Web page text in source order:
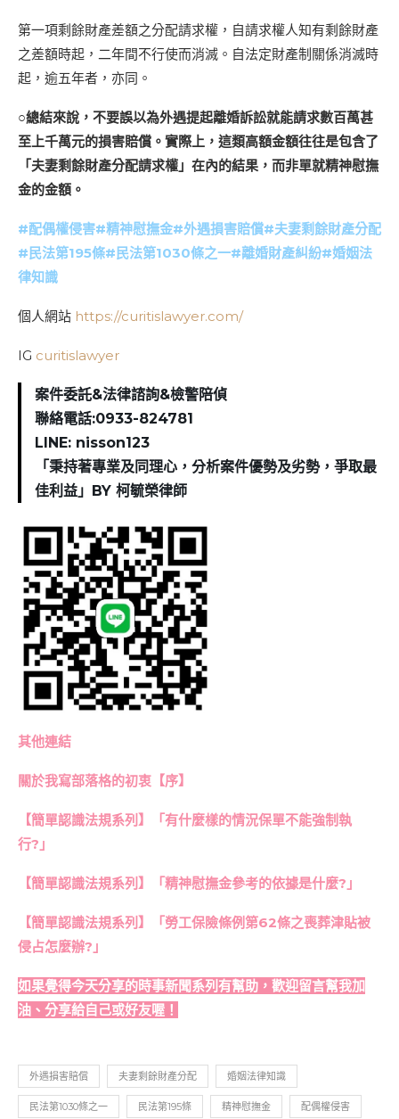
第一項剩餘財產差額之分配請求權，自請求權人知有剩餘財產
之差額時起，二年間不行使而消滅。自法定財產制關係消滅時
起，逾五年者，亦同。
○總結來說，不要誤以為外遇提起離婚訴訟就能請求數百萬甚
至上千萬元的損害賠償。實際上，這類高額金額往往是包含了
「夫妻剩餘財產分配請求權」在內的結果，而非單就精神慰撫
金的金額。
#配偶權侵害#精神慰撫金#外遇損害賠償#夫妻剩餘財產分配
#民法第195條#民法第1030條之一#離婚財產糾紛#婚姻法
律知識
個人網站 https://curitislawyer.com/
IG curitislawyer
案件委託&法律諮詢&檢警陪偵
聯絡電話:0933-824781
LINE: nisson123
「秉持著專業及同理心，分析案件優勢及劣勢，爭取最
佳利益」BY 柯毓榮律師
其他連結
關於我寫部落格的初衷【序】
【簡單認識法規系列】「有什麼樣的情況保單不能強制執
行?」
【簡單認識法規系列】「精神慰撫金參考的依據是什麼?」
【簡單認識法規系列】「勞工保險條例第62條之喪葬津貼被
侵占怎麼辦?」
如果覺得今天分享的時事新聞系列有幫助，歡迎留言幫我加
油、分享給自己或好友喔！
外遇損害賠償 夫妻剩餘財產分配 婚姻法律知識
民法第1030條之一 民法第195條 精神慰撫金 配偶權侵害